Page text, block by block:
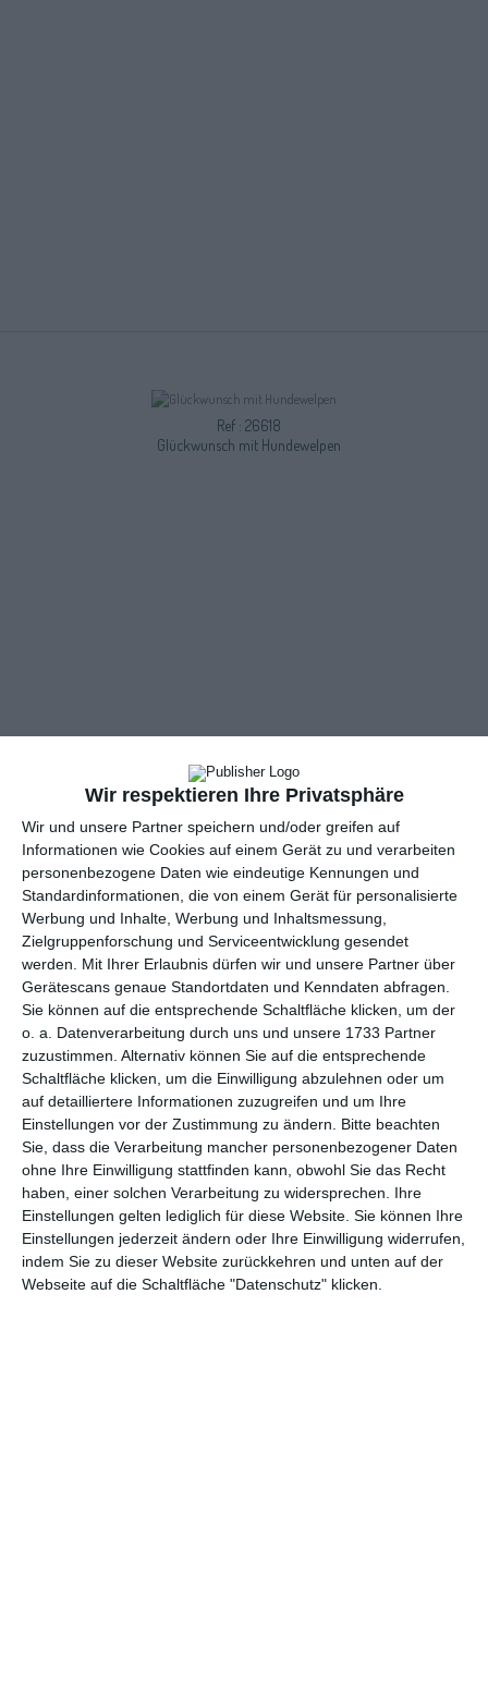
Wir respektieren Ihre Privatsphäre
Wir und unsere Partner speichern und/oder greifen auf
Informationen wie Cookies auf einem Gerät zu und verarbeiten
personenbezogene Daten wie eindeutige Kennungen und
Standardinformationen, die von einem Gerät für personalisierte
Werbung und Inhalte, Werbung und Inhaltsmessung,
Zielgruppenforschung und Serviceentwicklung gesendet
werden.
Mit Ihrer Erlaubnis dürfen wir und unsere Partner über
Gerätescans genaue Standortdaten und Kenndaten abfragen.
Sie können auf die entsprechende Schaltfläche klicken, um der
o. a. Datenverarbeitung durch uns und unsere 1733 Partner
zuzustimmen. Alternativ können Sie auf die entsprechende
Schaltfläche klicken, um die Einwilligung abzulehnen oder um
auf detailliertere Informationen zuzugreifen und um Ihre
Einstellungen vor der Zustimmung zu ändern.
Bitte beachten
Sie, dass die Verarbeitung mancher personenbezogener Daten
ohne Ihre Einwilligung stattfinden kann, obwohl Sie das Recht
haben, einer solchen Verarbeitung zu widersprechen. Ihre
Einstellungen gelten lediglich für diese Website. Sie können Ihre
Einstellungen jederzeit ändern oder Ihre Einwilligung widerrufen,
indem Sie zu dieser Website zurückkehren und unten auf der
Webseite auf die Schaltfläche "Datenschutz" klicken.
Ref : 26618
Glückwunsch mit Hundewelpen
Ref : 26511
Geburtstagstorte auf blauem Grund